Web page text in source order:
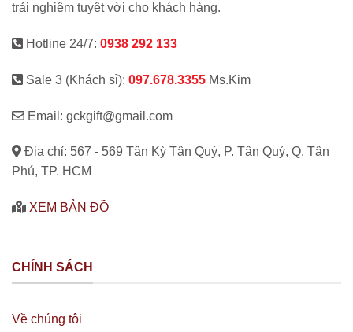
trải nghiệm tuyệt vời cho khách hàng.
Hotline 24/7: 0938 292 133
Sale 3 (Khách sỉ): 097.678.3355 Ms.Kim
Email: gckgift@gmail.com
Địa chỉ: 567 - 569 Tân Kỳ Tân Quý, P. Tân Quý, Q. Tân
Phú, TP. HCM
XEM BẢN ĐỒ
CHÍNH SÁCH
Về chúng tôi